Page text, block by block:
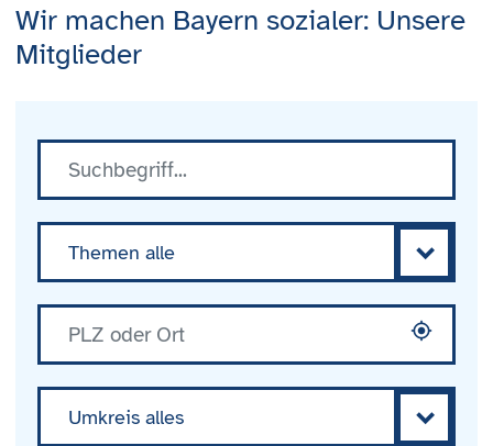
Wir machen Bayern sozialer: Unsere
Mitglieder
Themen alle
Umkreis alles